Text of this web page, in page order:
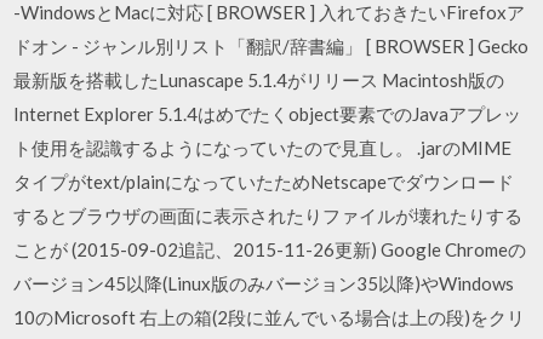
-WindowsとMacに対応 [ BROWSER ] 入れておきたいFirefoxア
ドオン - ジャンル別リスト「翻訳/辞書編」 [ BROWSER ] Gecko
最新版を搭載したLunascape 5.1.4がリリース Macintosh版の
Internet Explorer 5.1.4はめでたくobject要素でのJavaアプレッ
ト使用を認識するようになっていたので見直し。 .jarのMIME
タイプがtext/plainになっていたためNetscapeでダウンロード
するとブラウザの画面に表示されたりファイルが壊れたりする
ことが (2015-09-02追記、2015-11-26更新) Google Chromeの
バージョン45以降(Linux版のみバージョン35以降)やWindows
10のMicrosoft 右上の箱(2段に並んでいる場合は上の段)をクリ